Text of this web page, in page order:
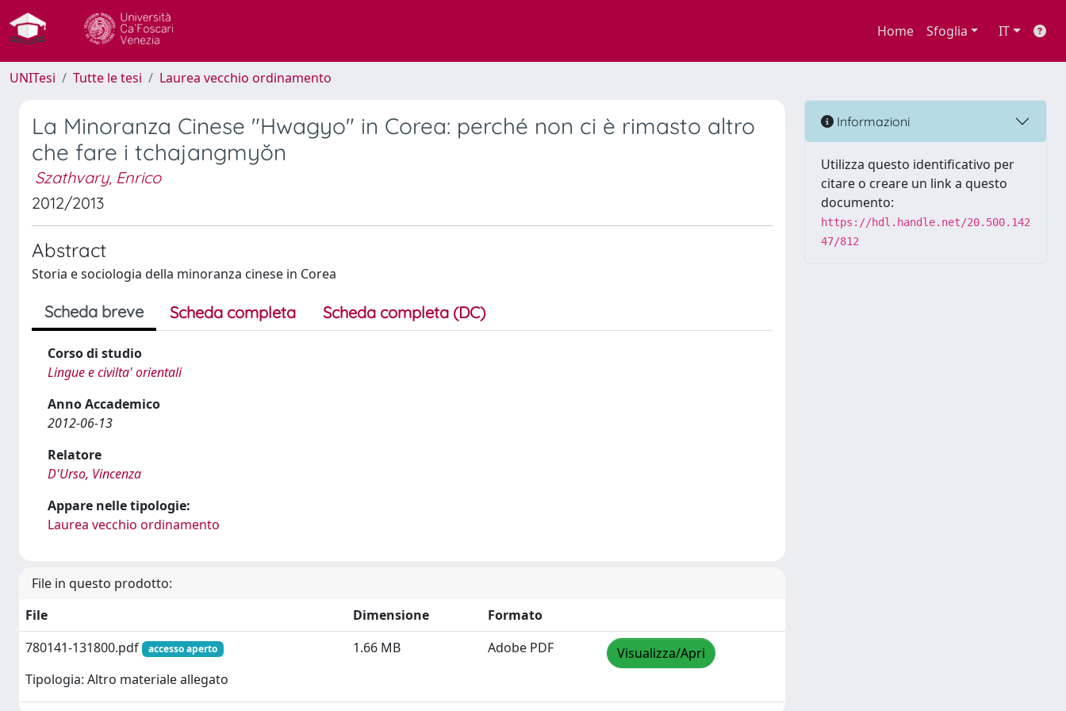
Home Sfoglia IT
UNITesi Tutte le tesi Laurea vecchio ordinamento
La Minoranza Cinese "Hwagyo" in Corea: perché non ci è rimasto altro
che fare i tchajangmyŏn
Szathvary, Enrico
2012/2013
Abstract
Storia e sociologia della minoranza cinese in Corea
Scheda breve Scheda completa Scheda completa (DC)
Corso di studio
Lingue e civilta' orientali
Anno Accademico
2012-06-13
Relatore
D'Urso, Vincenza
Appare nelle tipologie:
Laurea vecchio ordinamento
File in questo prodotto:
File
Dimensione
Formato
780141-131800.pdf
accesso aperto
Tipologia: Altro materiale allegato
1.66 MB Adobe PDF Visualizza/Apri
Informazioni
Utilizza questo identificativo per
citare o creare un link a questo
documento:
https://hdl.handle.net/20.500.142
47/812